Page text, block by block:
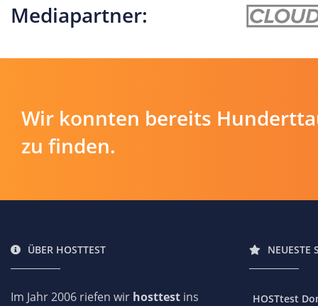
Mediapartner:
Wir konnten bereits
zu finden.
ÜBER HOSTTEST
Im Jahr 2006 riefen wir hosttest ins
NEUESTE
HOSTtest